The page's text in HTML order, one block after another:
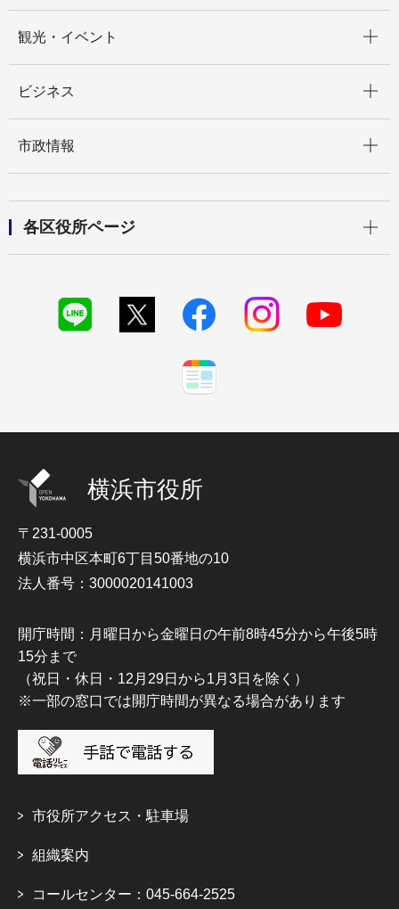
観光・イベント
ビジネス
市政情報
各区役所ページ
横浜市役所
〒231-0005
横浜市中区本町6丁目50番地の10
法人番号：3000020141003
開庁時間：月曜日から金曜日の午前8時45分から午後5時
15分まで
（祝日・休日・12月29日から1月3日を除く）
※一部の窓口では開庁時間が異なる場合があります
市役所アクセス・駐車場
組織案内
コールセンター：045-664-2525